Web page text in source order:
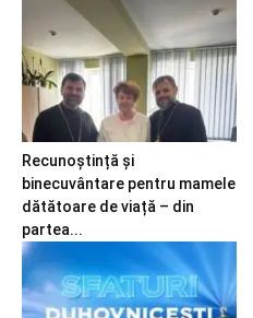
Recunoștință și
binecuvântare pentru mamele
dătătoare de viață – din
partea...